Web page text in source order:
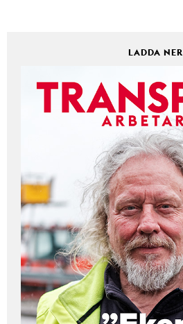
LADDA NER